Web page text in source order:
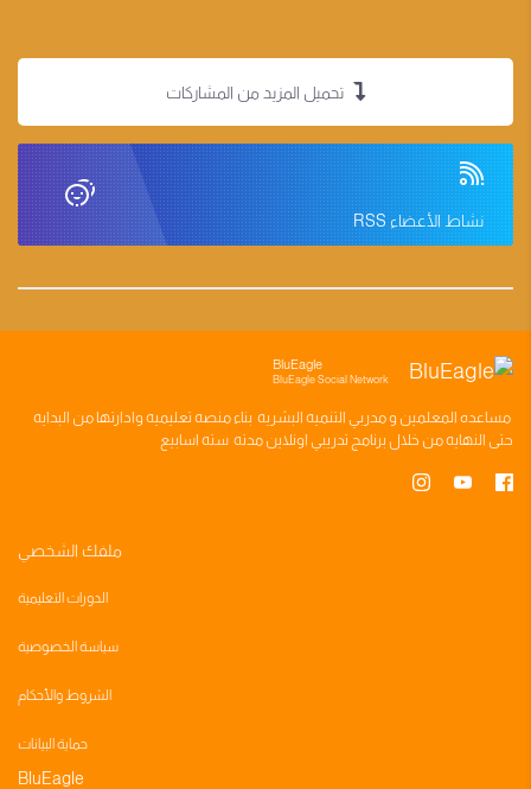
تحميل المزيد من المشاركات
نشاط الأعضاء RSS
BluEagle
BluEagle Social Network
مساعده المعلمين ومدربي التنميه البشريه بناءمنصه تعليميه وادارتها من البدايه
حتى النهايه من خلال برنامج تدريبي اونلاين مدته سته اسابيع
ملفك الشخصي
الدورات التعليمية
سياسة الخصوصية
الشروط والأحكام
حماية البيانات
BluEagle